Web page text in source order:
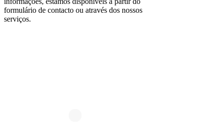
formulário de contacto ou através dos nossos
serviços.